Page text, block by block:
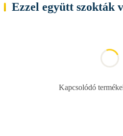
Ezzel együtt szokták
Kapcsolódó